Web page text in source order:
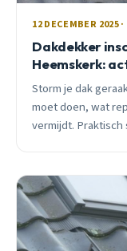
12 DECEMBER 2025
Dakdekker
Heemskerk:
Storm je dak
moet doen, wat
vermijdt. Praktisch